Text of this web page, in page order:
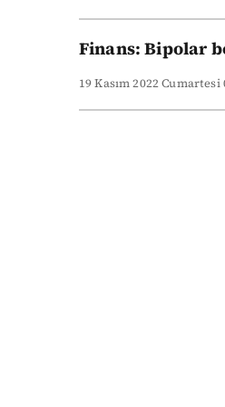
Finans: Bipolar
19 Kasım 2022 Cumartesi